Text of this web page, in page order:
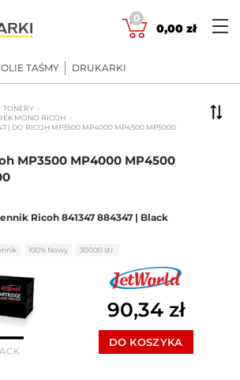
0
0,00 zł
TAŚMY DRUKARKI
TONERY
MONO RICOH
| DO RICOH MP3500 MP4000 MP4500 MP5000
MP3500 MP4000 MP4500
Ricoh 841347 884347 | Black
na 5
100% Nowy 30000 str.
90,34 zł
DO KOSZYKA